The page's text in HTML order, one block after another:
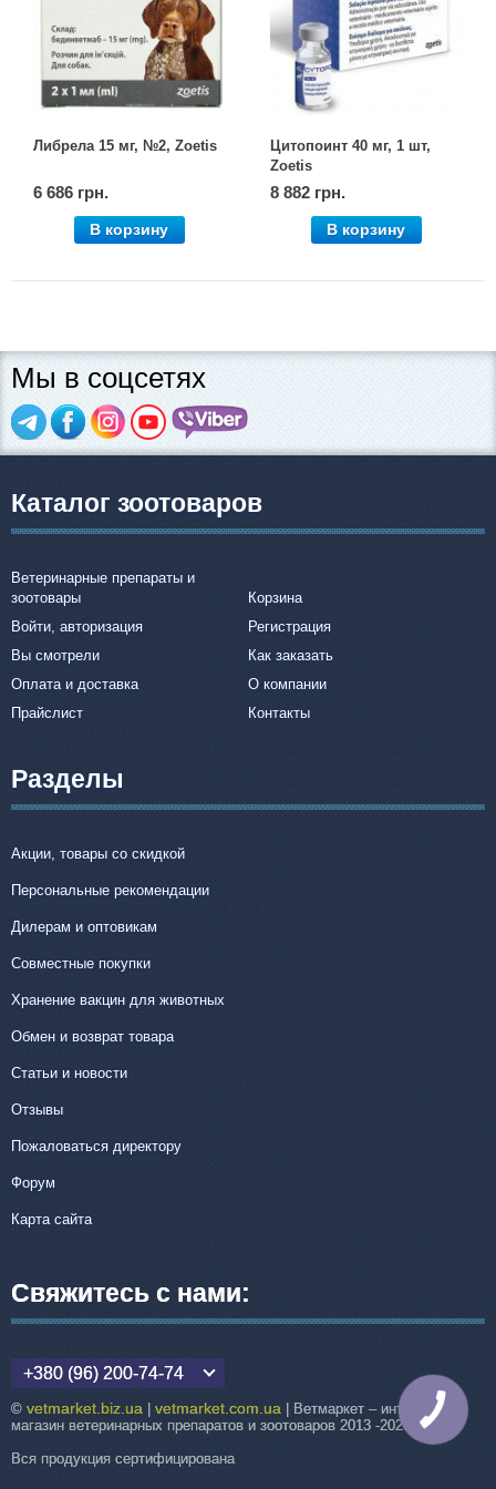
Либрела 15 мг, №2, Zoetis
6 686 грн.
В корзину
Цитопоинт 40 мг, 1 шт,
Zoetis
8 882 грн.
В корзину
Мы в соцсетях
Каталог зоотоваров
Ветеринарные препараты и
зоотовары
Корзина
Войти, авторизация
Регистрация
Вы смотрели
Как заказать
Оплата и доставка
О компании
Прайслист
Контакты
Разделы
Акции, товары со скидкой
Персональные рекомендации
Дилерам и оптовикам
Совместные покупки
Хранение вакцин для животных
Обмен и возврат товара
Статьи и новости
Отзывы
Пожаловаться директору
Форум
Карта сайта
Свяжитесь с нами:
+380 (96) 200-74-74
© vetmarket.biz.ua | vetmarket.com.ua | Ветмаркет – интернет-
магазин ветеринарных препаратов и зоотоваров 2013 -2026
Вся продукция сертифицирована
Товари для голубів
Товари для гризунів
Хозряд - господарчі товари оптом
Архів / Знято з виробництва
КНОПКА
СВЯЗИ